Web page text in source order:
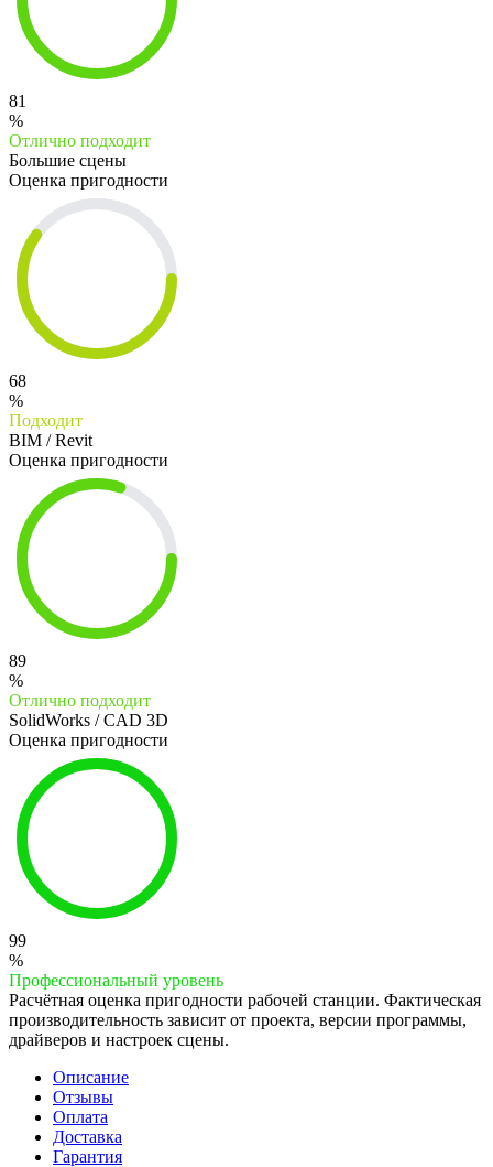
81
%
Отлично подходит
Большие сцены
Оценка пригодности
68
%
Подходит
BIM / Revit
Оценка пригодности
89
%
Отлично подходит
SolidWorks / CAD 3D
Оценка пригодности
99
%
Профессиональный уровень
Расчётная оценка пригодности рабочей станции. Фактическая
производительность зависит от проекта, версии программы,
драйверов и настроек сцены.
Описание
Отзывы
Оплата
Доставка
Гарантия